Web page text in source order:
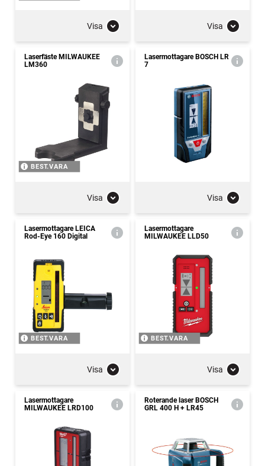
Visa Visa
Laserfäste MILWAUKEE
LM360
BEST.VARA
Visa
Lasermottagare BOSCH LR
7
Visa
Lasermottagare LEICA
Rod-Eye 160 Digital
BEST.VARA
Visa
Lasermottagare
MILWAUKEE LLD50
BEST.VARA
Visa
Lasermottagare
MILWAUKEE LRD100
Roterande laser BOSCH
GRL 400 H + LR45